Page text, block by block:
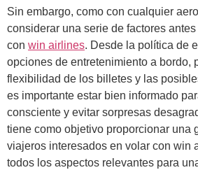
Sin embargo, como con cualquier
considerar una serie de factores
con win airlines. Desde la política de
opciones de entretenimiento a bordo,
flexibilidad de los billetes y las
es importante estar bien informado
consciente y evitar sorpresas
tiene como objetivo proporcionar una
viajeros interesados en volar con win
todos los aspectos relevantes para